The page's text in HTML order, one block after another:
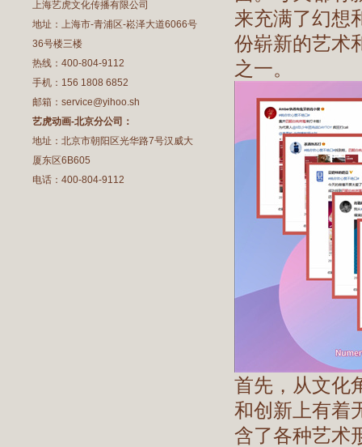
上海艺虎文化传播有限公司
地址：上海市-青浦区-崧泽大道6066号
36号楼三楼
热线：400-804-9112
手机：156 1808 6852
邮箱：service@yihoo.sh
艺虎动画-北京分公司：
地址：北京市朝阳区光华路7号汉威大
厦东区6B605
电话：400-804-9112
来充满了幻想
份崭新的艺术
之一。
首先，从文化
和创新上有着
含了各种艺术